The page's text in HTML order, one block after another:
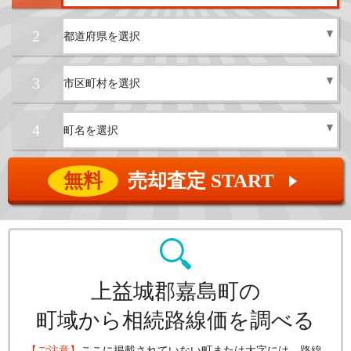
2
3
4
無料 売却査定 START ▲
上益城郡嘉島町の
町域から相続路線価を調べる